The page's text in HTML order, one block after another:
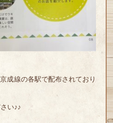
成線の各駅で配布されており
い♪♪